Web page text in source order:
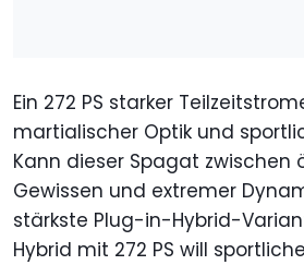
Ein 272 PS starker
martialischer Optik und
Kann dieser Spagat zwischen
Gewissen und extremer
stärkste Plug-in-Hybrid-
Hybrid mit 272 PS will